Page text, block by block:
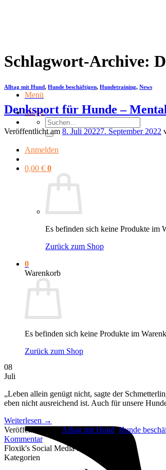
Menü
Menü
Suchen
nach:
Anmelden
0,00 € 0
Es befinden sich keine Produkte im
Zurück zum Shop
0
Warenkorb
Es befinden sich keine Produkte im
Zurück zum Shop
Schlagwort-Archive:
Alltag mit Hund, Hunde beschäftigen, Hundetraining, News
Denksport für Hunde –
Veröffentlicht am 8. Juli 20227. September 2022
08
Juli
„Leben allein genügt nicht, sagte der
eben nicht ausreichend ist. Auch für unsere
Weiterlesen →
Veröffentlicht am Alltag mit Hund,Hunde
Kommentar
Floxik's Social Media Revier
Kategorien